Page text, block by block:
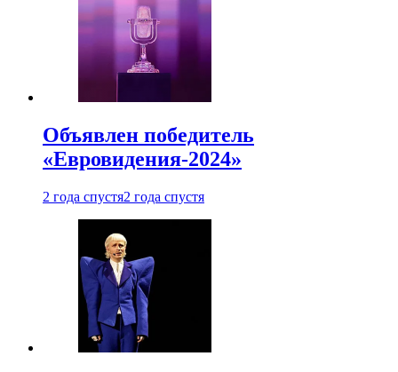
Объявлен победитель
«Евровидения-2024»
2 года спустя2 года спустя